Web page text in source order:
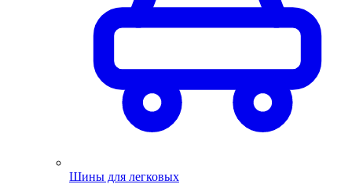
Шины для легковых